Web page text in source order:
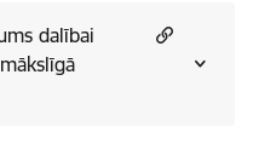
dalībai